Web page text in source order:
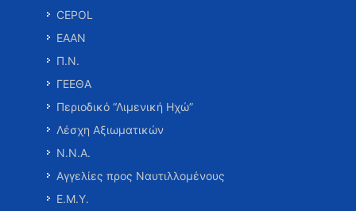
CEPOL
ΕΑΑΝ
Π.Ν.
ΓΕΕΘΑ
Περιοδικό “Λιμενική Ηχώ”
Λέσχη Αξιωματικών
Ν.Ν.Α.
Αγγελίες προς Ναυτιλλομένους
Ε.Μ.Υ.